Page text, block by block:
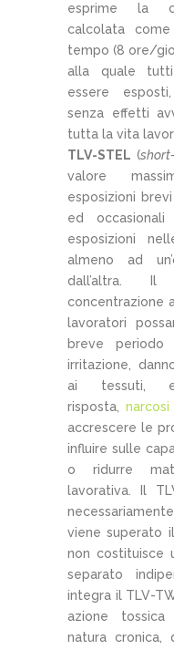
esprime la
calcolata come
tempo (8 ore/
alla quale
essere
senza effetti
tutta la vita
TLV-STEL (
valore
esposizioni
ed
esposizioni
almeno ad
dall’altra.
concentrazione
lavoratori
breve periodo
irritazione,
ai tessuti,
risposta,narcosi
accrescere le
influire sulle
o ridurre
lavorativa. Il
viene superato
non costituisce
separato
integra il TLV-
azione
natura cronica,